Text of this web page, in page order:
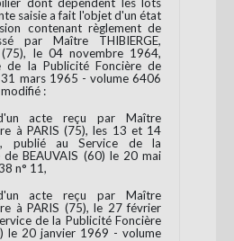
saisie a fait l'objet d'un état
contenant règlement de
par Maître THIBIERGE,
le 04 novembre 1964,
de la Publicité Foncière de
31 mars 1965 - volume 6406
:
acte reçu par Maître
à PARIS (75), les 13 et 14
publié au Service de la
BEAUVAIS (60) le 20 mai
n° 11,
acte reçu par Maître
à PARIS (75), le 27 février
de la Publicité Foncière
le 20 janvier 1969 - volume